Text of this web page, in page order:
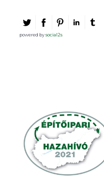
powered bysocial2s